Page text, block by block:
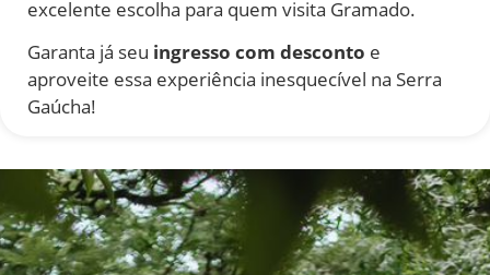
excelente escolha para quem visita Gramado.
Garanta já seu ingresso com desconto e
aproveite essa experiência inesquecível na Serra
Gaúcha!